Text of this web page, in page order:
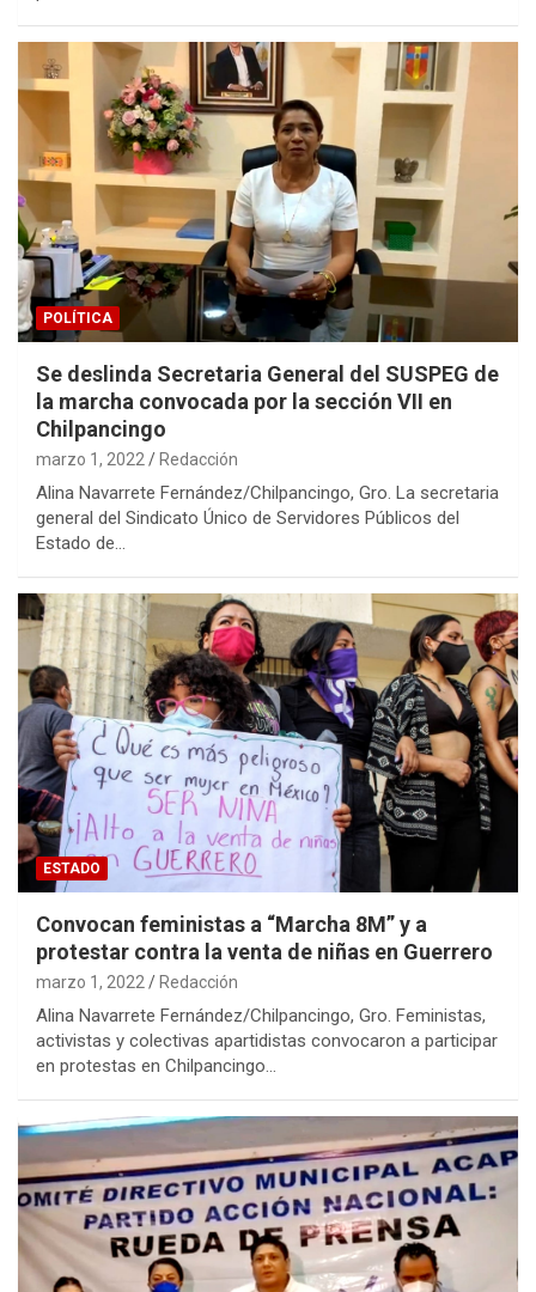
POLÍTICA
Se deslinda Secretaria General del SUSPEG de
la marcha convocada por la sección VII en
Chilpancingo
marzo 1, 2022 Redacción
Alina Navarrete Fernández/Chilpancingo, Gro. La secretaria
general del Sindicato Único de Servidores Públicos del
Estado de…
ESTADO
Convocan feministas a “Marcha 8M” y a
protestar contra la venta de niñas en Guerrero
marzo 1, 2022 Redacción
Alina Navarrete Fernández/Chilpancingo, Gro. Feministas,
activistas y colectivas apartidistas convocaron a participar
en protestas en Chilpancingo…